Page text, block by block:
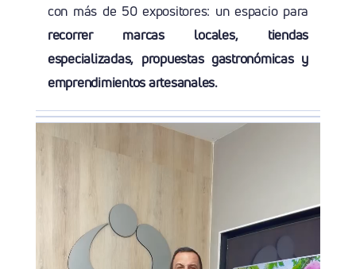
con más de 50 expositores: un espacio para
recorrer marcas locales, tiendas
especializadas, propuestas gastronómicas y
emprendimientos artesanales.